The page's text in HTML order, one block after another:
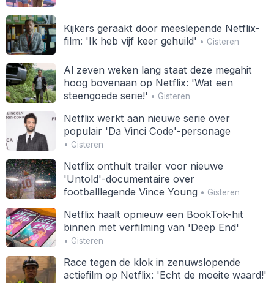
Kijkers geraakt door meeslepende Netflix-
film: 'Ik heb vijf keer gehuild' • Gisteren
Al zeven weken lang staat deze megahit
hoog bovenaan op Netflix: 'Wat een
steengoede serie!' • Gisteren
Netflix werkt aan nieuwe serie over
populair 'Da Vinci Code'-personage
• Gisteren
Netflix onthult trailer voor nieuwe
'Untold'-documentaire over
footballlegende Vince Young• Gisteren
Netflix haalt opnieuw een BookTok-hit
binnen met verfilming van 'Deep End'
• Gisteren
Race tegen de klok in zenuwslopende
actiefilm op Netflix: 'Echt de moeite waard!'